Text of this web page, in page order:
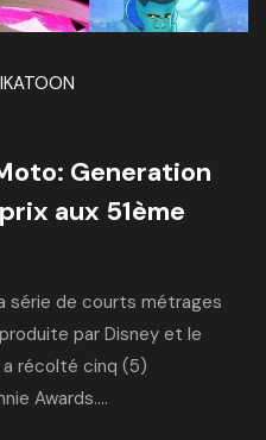
Generation
aux 51ème
série de courts métrages
par Disney et le
récolté cinq (5)
Awards....